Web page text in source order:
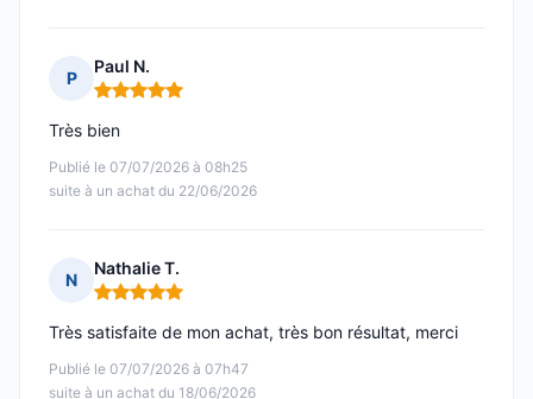
P
Paul N.
Note : 5 sur 5
Publié le 07/07/2026 à 08h25
suite à un achat du 22/06/2026
Très bien
N
Nathalie T.
Note : 5 sur 5
Publié le 07/07/2026 à 07h47
suite à un achat du 18/06/2026
Très satisfaite de mon achat, très bon résultat, merci